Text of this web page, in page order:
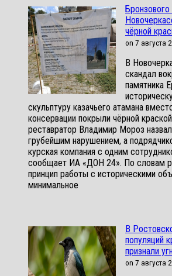
чёрной
on 7 августа
В
скандал
памятника
скульптуру казачьего атамана
консервации покрыли чёрной
реставратор Владимир Мороз
грубейшим нарушением, а
курская компания с одним
сообщает ИА «ДОН 24». По словам
принцип работы с историческими
минимальное
В
популяций
признали
on 7 августа